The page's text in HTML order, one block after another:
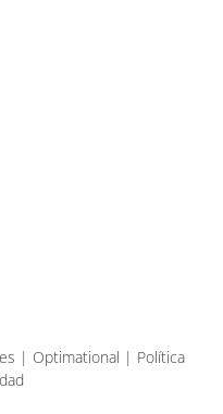
| Optimational | Política